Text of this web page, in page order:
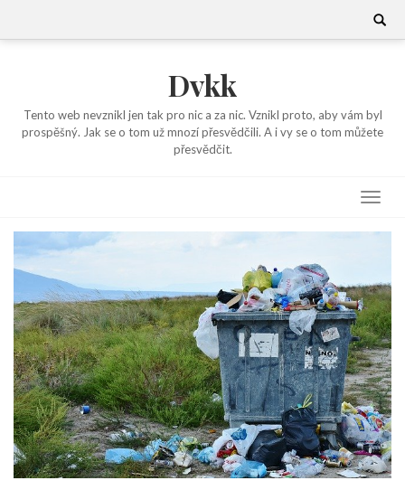
Search
Dvkk
Tento web nevznikl jen tak pro nic a za nic. Vznikl proto, aby vám byl
prospěšný. Jak se o tom už mnozí přesvědčili. A i vy se o tom můžete
přesvědčit.